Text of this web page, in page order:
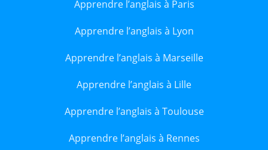
Apprendre l’anglais à Paris
Apprendre l’anglais à Lyon
Apprendre l’anglais à Marseille
Apprendre l’anglais à Lille
Apprendre l’anglais à Toulouse
Apprendre l’anglais à Rennes